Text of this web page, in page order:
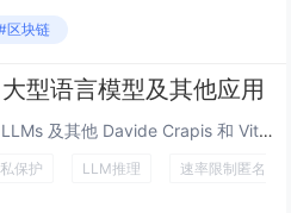
区块链
型语言模型及其他应用
markdown ZK API 使用积分：LLMs 及其他 Davide Crapis 和 Vitalik Bute...
保护 LLM推理
速率限制匿名